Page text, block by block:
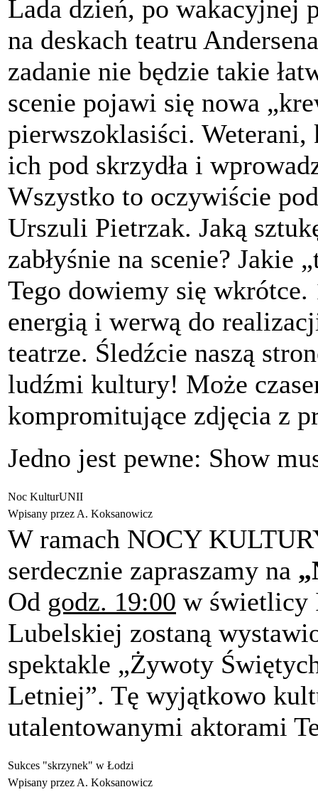
Lada dzień, po wakacyjnej
na deskach teatru
zadanie nie będzie takie
scenie pojawi się nowa
pierwszoklasiści. Weterani,
ich pod skrzydła i
Wszystko to oczywiście
Urszuli Pietrzak. Jaką
zabłyśnie na scenie? Jakie
Tego dowiemy się
energią i werwą do
teatrze. Śledźcie naszą
ludźmi kultury! Może
kompromitujące zdjęcia z
Jedno jest pewne: Show
Noc KulturUNII
Wpisany przez A. Koksanowicz
W ramach NOCY
serdecznie zapraszamy na
Od godz. 19:00 w
Lubelskiej zostaną
spektakle „Żywoty
Letniej”. Tę wyjątkowo
utalentowanymi aktorami
Sukces "skrzynek" w Łodzi
Wpisany przez A. Koksanowicz